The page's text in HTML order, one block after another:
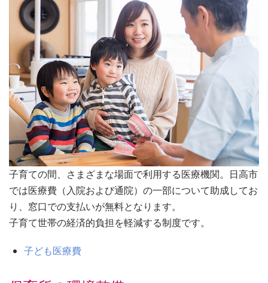
子育ての間、さまざまな場面で利用する医療機関。日高市
では医療費（入院および通院）の一部について助成してお
り、窓口での支払いが無料となります。
子育て世帯の経済的負担を軽減する制度です。
子ども医療費